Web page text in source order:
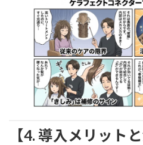
【4. 導入メリット